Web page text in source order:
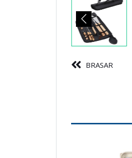
BRASAR